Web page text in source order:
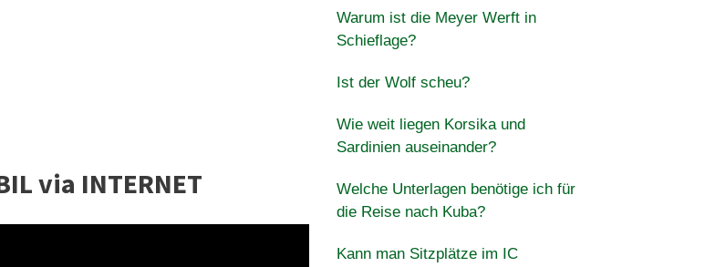
via INTERNET
Warum ist die Meyer Werft in
Schieflage?
Ist der Wolf scheu?
Wie weit liegen Korsika und
Sardinien auseinander?
Welche Unterlagen benötige ich für
die Reise nach Kuba?
Kann man Sitzplätze im IC